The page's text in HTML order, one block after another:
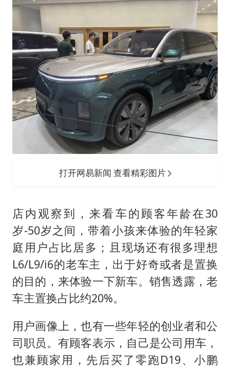
打开网易新闻 查看精彩图片
店内观察到，来看车的顾客年龄在30
岁-50岁之间，带着小孩来体验的年轻家
庭用户占比居多；且现场还有很多理想
L6/L9/i6的老车主，出于好奇或者是置换
的目的，来体验一下新车。销售透露，老
车主置换占比约20%。
用户画像上，也有一些年轻的创业者和公
司职员。有顾客表示，自己是公司用车，
也兼顾家用，先后买了零跑D19、小鹏